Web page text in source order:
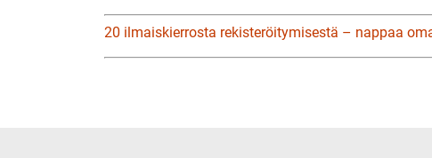
20 ilmaiskierrosta rekisteröitymisestä – nappaa